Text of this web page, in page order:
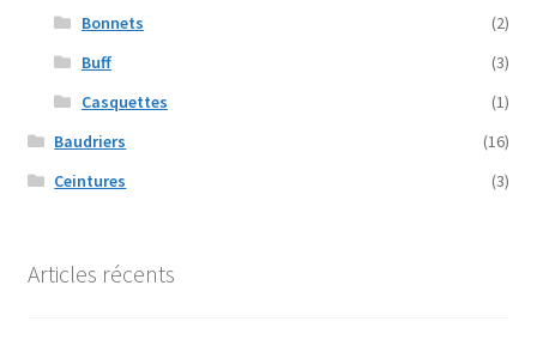
Bonnets
(2)
Buff
(3)
Casquettes
(1)
Baudriers
(16)
Ceintures
(3)
Articles récents